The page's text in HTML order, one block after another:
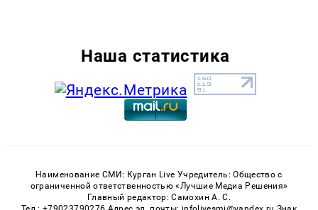
Наша статистика
Наименование СМИ: Курган Live Учредитель: Общество с
ограниченной ответственностью «Лучшие Медиа Решения»
Главный редактор: Самохин А. С.